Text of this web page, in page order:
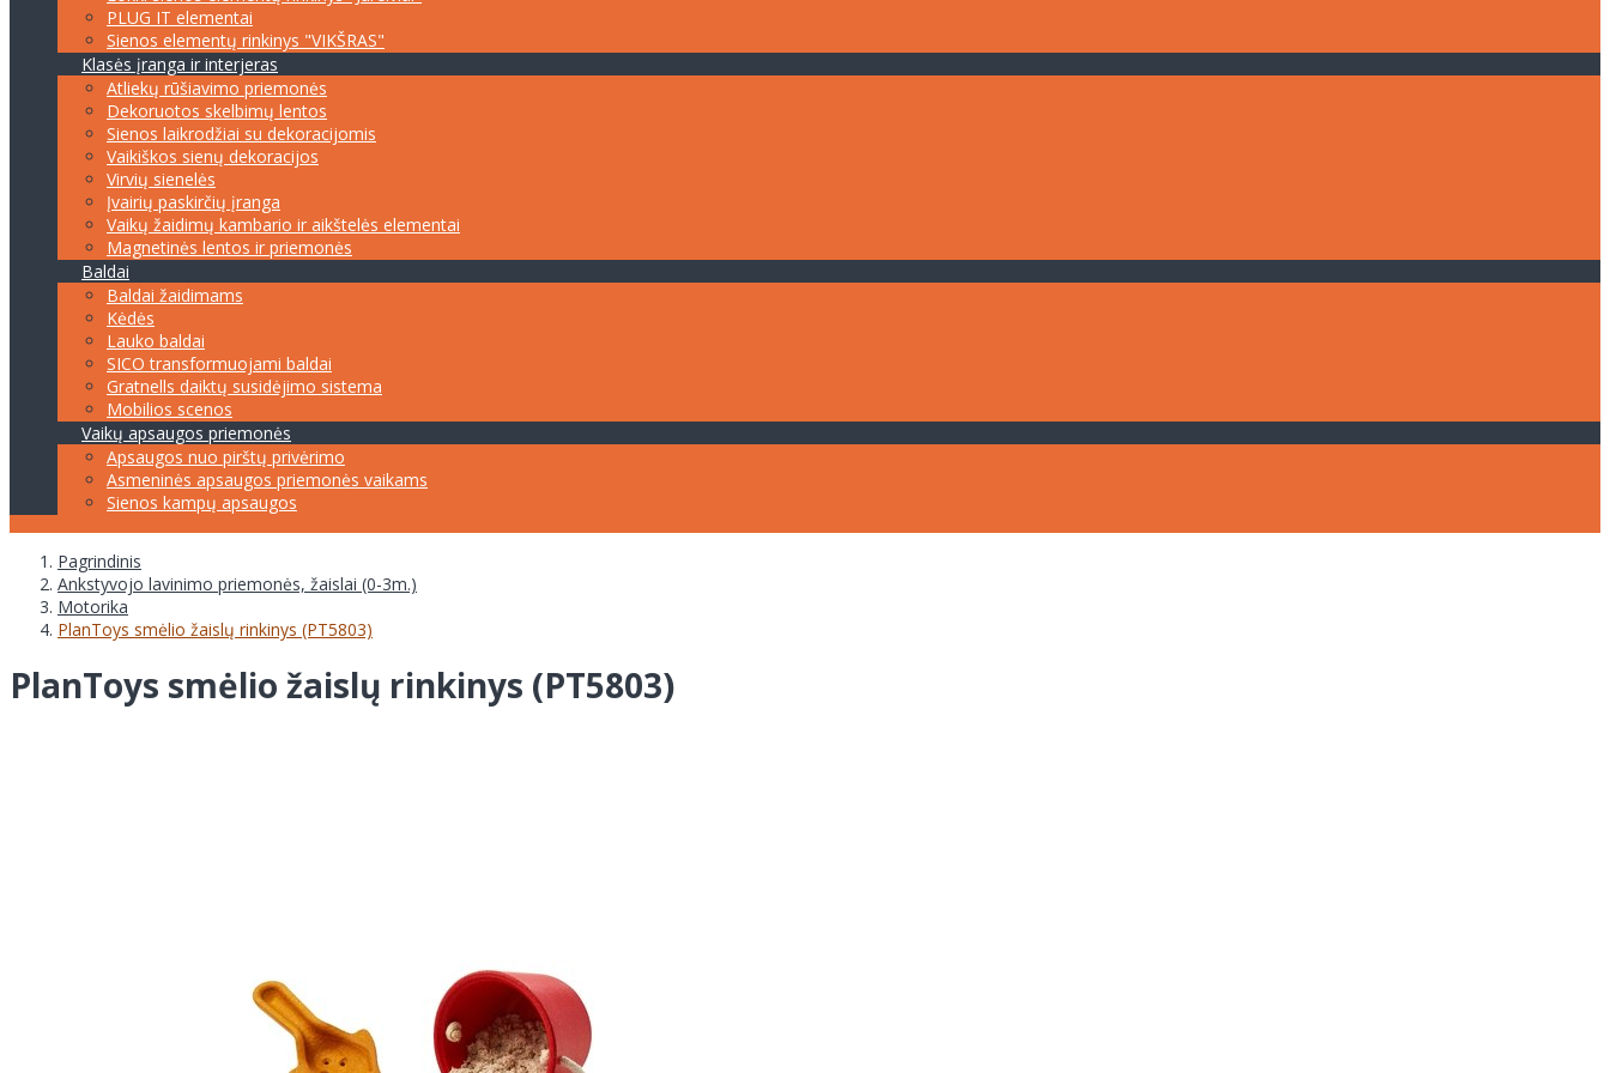
PLUG IT elementai
Sienos elementų rinkinys "VIKŠRAS"
Klasės įranga ir interjeras
Atliekų rūšiavimo priemonės
Dekoruotos skelbimų lentos
Sienos laikrodžiai su dekoracijomis
Vaikiškos sienų dekoracijos
Virvių sienelės
Įvairių paskirčių įranga
Vaikų žaidimų kambario ir aikštelės elementai
Magnetinės lentos ir priemonės
Baldai
Baldai žaidimams
Kėdės
Lauko baldai
SICO transformuojami baldai
Gratnells daiktų susidėjimo sistema
Mobilios scenos
Vaikų apsaugos priemonės
Apsaugos nuo pirštų privėrimo
Asmeninės apsaugos priemonės vaikams
Sienos kampų apsaugos
Pagrindinis
Ankstyvojo lavinimo priemonės, žaislai (0-3m.)
Motorika
PlanToys smėlio žaislų rinkinys (PT5803)
PlanToys smėlio žaislų rinkinys (PT5803)